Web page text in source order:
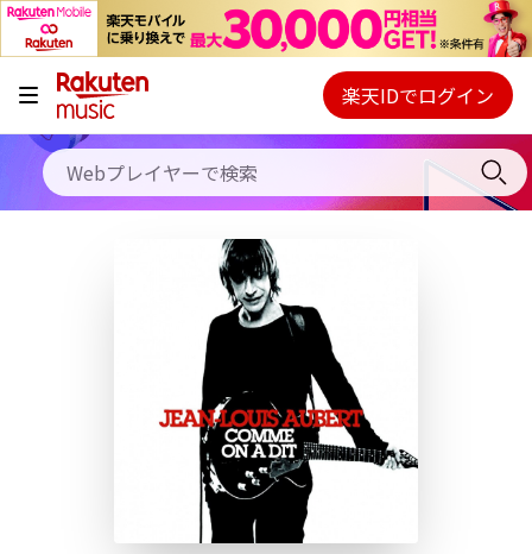
キャンペーン
料金プラン
使い方
初回30日間無料お試し
Webプレイヤー
ご契約内容の確認・変更
楽天IDでログイン